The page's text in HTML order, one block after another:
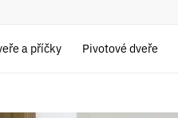
a příčky Pivotové dveře